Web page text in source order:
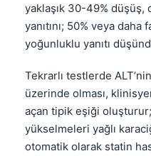
yaklaşık 30-49%
yanıtını; 50% veya
yoğunluklu yanıtı
Tekrarlı testlerde
üzerinde olması,
açan tipik eşiği
yükselmeleri yağlı
otomatik olarak statin